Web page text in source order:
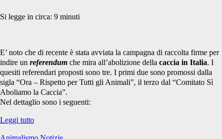
referendum</span>
Si legge in circa: 9 minuti
E’ noto che di recente è stata avviata la campagna di raccolta firme per
indire un referendum che mira all’abolizione della caccia in Italia. I
quesiti referendari proposti sono tre. I primi due sono promossi dalla
sigla “Ora – Rispetto per Tutti gli Animali”, il terzo dal “Comitato Sì
Aboliamo la Caccia”.
Nel dettaglio sono i seguenti:
Leggi tuttoConsiderazioni